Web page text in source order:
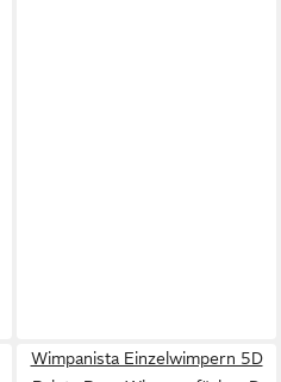
Wimpanista Einzelwimpern 5D